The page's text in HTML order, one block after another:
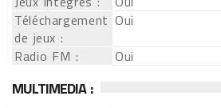
Téléchargement
de jeux :
Oui
Radio FM :
Oui
MULTIMEDIA :